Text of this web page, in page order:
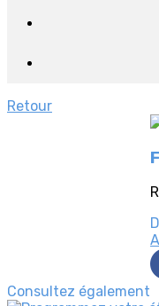
Retour
Consultez également